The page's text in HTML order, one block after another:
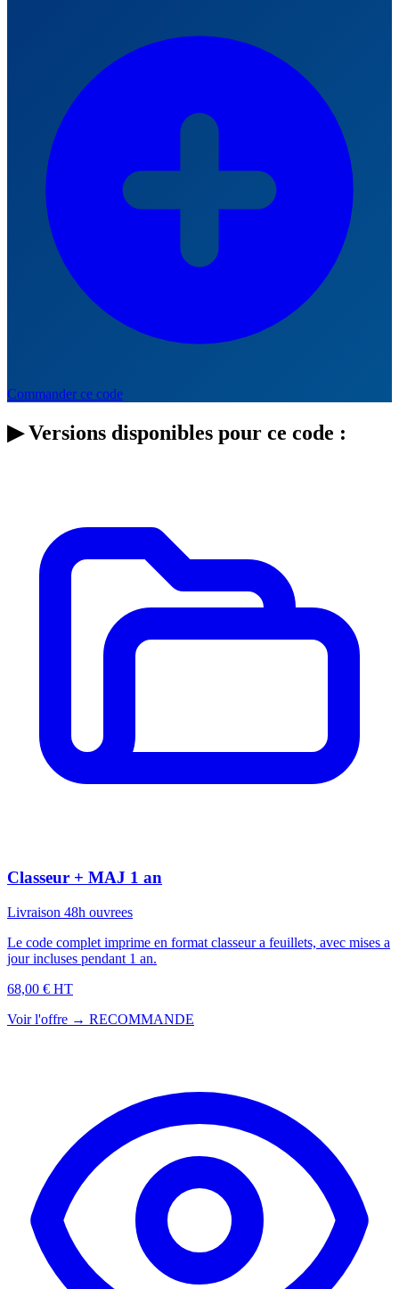
Commander ce code
▶Versions disponibles pour ce code :
Classeur + MAJ 1 an
Livraison 48h ouvrees
Le code complet imprime en format classeur a feuillets, avec mises a
jour incluses pendant 1 an.
68,00 € HT
Voir l'offre → RECOMMANDE